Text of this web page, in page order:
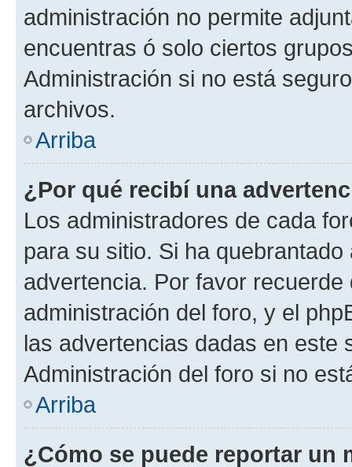
administración no permite
encuentras ó solo ciertos
Administración si no está
archivos.
Arriba
¿Por qué recibí una
Los administradores de cada
para su sitio. Si ha
advertencia. Por favor
administración del foro, y el
las advertencias dadas en este
Administración del foro si no
Arriba
¿Cómo se puede reportar un